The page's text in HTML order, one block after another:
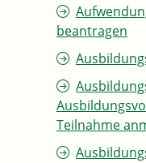
beantragen
Teilnahme